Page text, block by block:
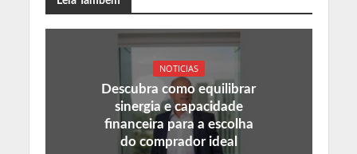
NOTICIAS
Descubra como equilibrar
sinergia e capacidade
financeira para a escolha
do comprador ideal